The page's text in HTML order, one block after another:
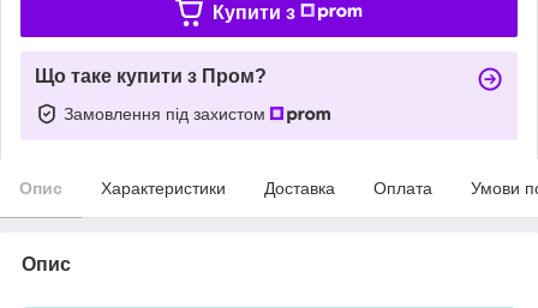
Купити з
Що таке купити з Пром?
Замовлення під захистом
Опис Характеристики Доставка Оплата Умови
Опис